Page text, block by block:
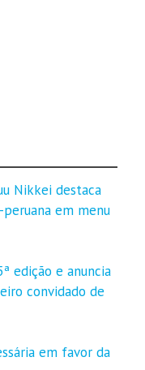
Nikkei destaca
em menu
edição e anuncia
convidado de
em favor da